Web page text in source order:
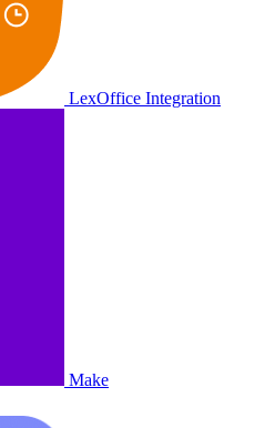
LexOffice Integration
Make